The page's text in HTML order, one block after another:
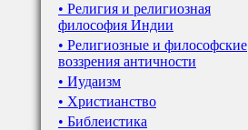
• Религия и религиозная
философия Индии
• Религиозные и философские
воззрения античности
• Иудаизм
• Христианство
• Библеистика